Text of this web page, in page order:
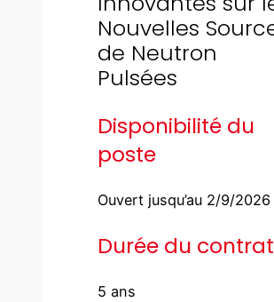
Nouvelles
de Neutron
Pulsées
Disponibilité du
poste
Ouvert jusqu’au 2/9/2026
Durée du contrat
5 ans